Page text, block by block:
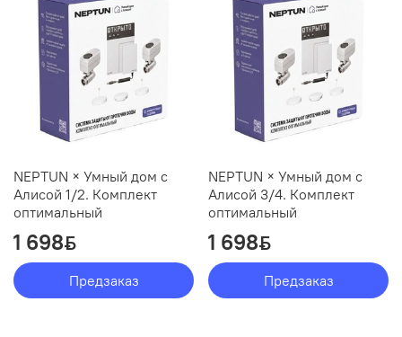
NEPTUN × Умный дом с
Алисой 1/2. Комплект
оптимальный
1 698ƃ
Предзаказ
NEPTUN × Умный дом с
Алисой 3/4. Комплект
оптимальный
1 698ƃ
Предзаказ